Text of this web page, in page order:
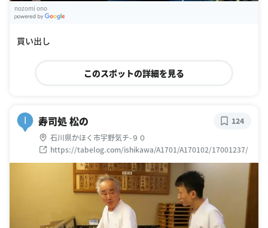
nozomi ono
買い出し
このスポットの詳細を見る
寿司処 松の
石川県かほく市宇野気チ-９０
https://tabelog.com/ishikawa/A1701/A170102/17001237/
124